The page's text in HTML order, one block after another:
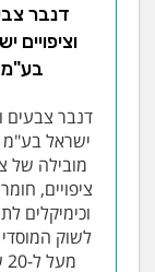
דנבר
וציפויים
בע"מ
דנבר צבעים
ישראל בע"מ
מובילה של
ציפויים,
וכימיקלים
לשוק המוסדי
מעל ל-20 שנה.